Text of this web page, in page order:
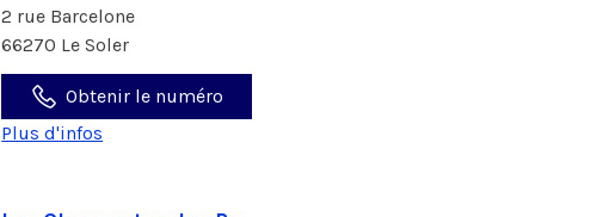
2 rue Barcelone
66270 Le Soler
Obtenir le numéro
Plus d'infos